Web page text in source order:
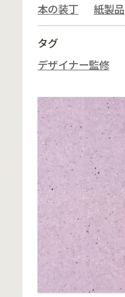
本の装丁
紙製品
タグ
デザイナー監修